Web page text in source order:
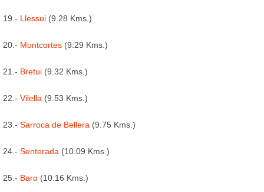
19.- Llessui (9.28 Kms.)
20.- Montcortes (9.29 Kms.)
21.- Bretui (9.32 Kms.)
22.- Vilella (9.53 Kms.)
23.- Sarroca de Bellera (9.75 Kms.)
24.- Senterada (10.09 Kms.)
25.- Baro (10.16 Kms.)